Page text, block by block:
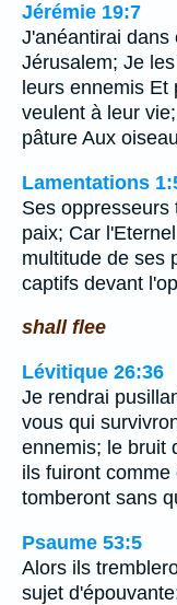
Jérémie 19:7
J'anéantirai dans
Jérusalem; Je
leurs ennemis
veulent à leur
pâture Aux
Lamentations
Ses oppresseurs
paix; Car
multitude de ses
captifs devant
shall flee
Lévitique 26:36
Je rendrai
vous qui
ennemis; le bruit
ils fuiront
tomberont sans
Psaume 53:5
Alors ils
sujet